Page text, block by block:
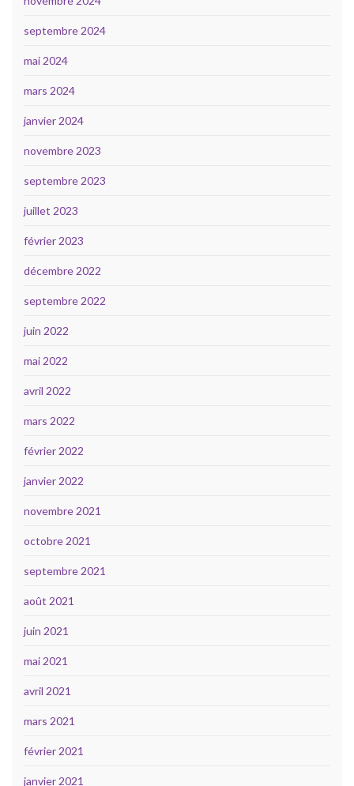
septembre 2024
mai 2024
mars 2024
janvier 2024
novembre 2023
septembre 2023
juillet 2023
février 2023
décembre 2022
septembre 2022
juin 2022
mai 2022
avril 2022
mars 2022
février 2022
janvier 2022
novembre 2021
octobre 2021
septembre 2021
août 2021
juin 2021
mai 2021
avril 2021
mars 2021
février 2021
janvier 2021